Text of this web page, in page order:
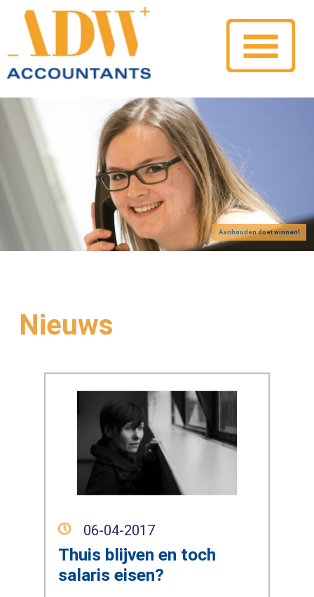
Aanhouden doet winnen!
Nieuws
06-04-2017
Thuis blijven en toch
salaris eisen?